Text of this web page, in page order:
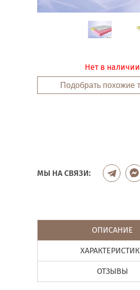
Нет в наличии
Подобрать похожие
МЫ НА СВЯЗИ:
ОПИСАНИЕ
ОТЗЫВЫ